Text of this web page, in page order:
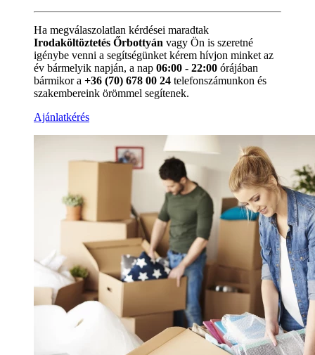
Ha megválaszolatlan kérdései maradtak
Irodaköltöztetés Őrbottyán vagy Ön is szeretné
igénybe venni a segítségünket kérem hívjon minket az
év bármelyik napján, a nap 06:00 - 22:00 órájában
bármikor a +36 (70) 678 00 24 telefonszámunkon és
szakembereink örömmel segítenek.
Ajánlatkérés